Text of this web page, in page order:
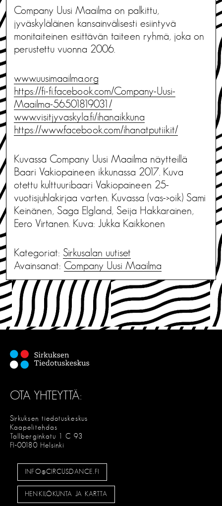
Company Uusi Maailma on palkittu,
jyväskyläläinen kansainvälisesti esiintyvä
monitaiteinen esittävän taiteen ryhmä, joka on
perustettu vuonna 2006.
www.uusimaailma.org
https://fi-fi.facebook.com/Company-Uusi-
Maailma-56501819031/
www.visitjyvaskyla.fi/ihanaikkuna
https://www.facebook.com/ihanatputiikit/
Kuvassa Company Uusi Maailma näytteillä
Baari Vakiopaineen ikkunassa 2017. Kuva
otettu kulttuuribaari Vakiopaineen 25-
vuotisjuhlakirjaa varten. Kuvassa (vas->oik) Sami
Keinänen, Saga Elgland, Seija Hakkarainen,
Eero Virtanen. Kuva: Jukka Kaikkonen
Kategoriat: Sirkusalan uutiset
Avainsanat: Company Uusi Maailma
OTA YHTEYTTÄ:
Sirkuksen tiedotuskeskus
Kaapelitehdas
Tallberginkatu 1 C 93
FI-00180 Helsinki
INFO@CIRCUSDANCE.FI
HENKILÖKUNTA JA KARTTA